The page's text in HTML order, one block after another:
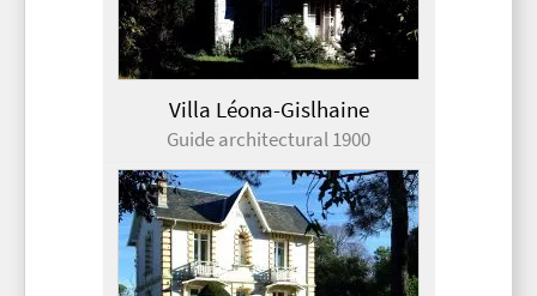
Villa Léona-Gislhaine
Guide architectural 1900